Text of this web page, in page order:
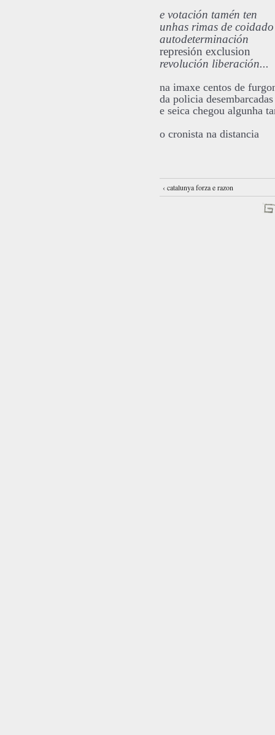
e votación tamén ten
unhas rimas de coidado
autodeterminación
represión exclusion
revolución liberación...
na imaxe centos de
da policia
e seica chegou algunha
o cronista na distancia
‹ catalunya forza e razon